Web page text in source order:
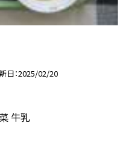
日 2025/02/20
牛乳